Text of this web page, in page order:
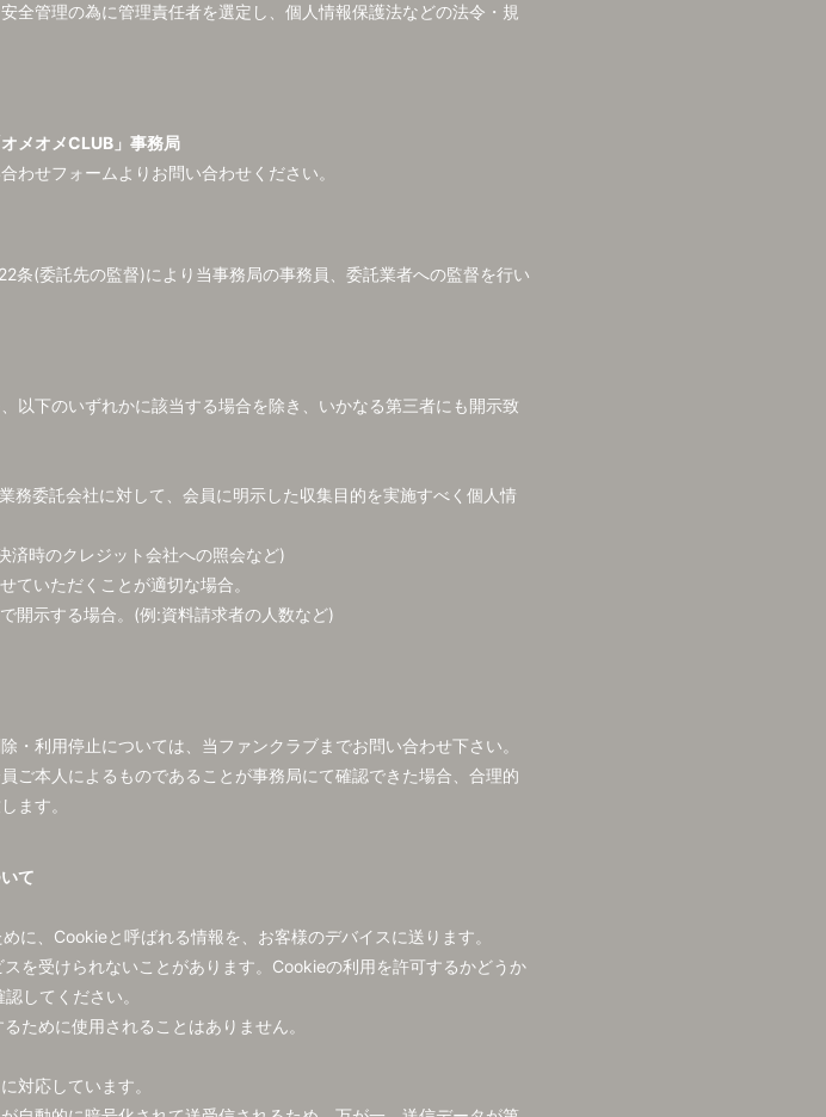
全管理の為に管理責任者を選定し、個人情報保護法などの法令・規
メオメCLUB」事務局
わせフォームよりお問い合わせください。
条(委託先の監督)により当事務局の事務員、委託業者への監督を行い
以下のいずれかに該当する場合を除き、いかなる第三者にも開示致
務委託会社に対して、会員に明示した収集目的を実施すべく個人情
済時のクレジット会社への照会など)
ていただくことが適切な場合。
開示する場合。(例:資料請求者の人数など)
利用停止については、当ファンクラブまでお問い合わせ下さい。
ご本人によるものであることが事務局にて確認できた場合、合理的
ます。
て
に、Cookieと呼ばれる情報を、お客様のデバイスに送ります。
を受けられないことがあります。Cookieの利用を許可するかどうか
してください。
ために使用されることはありません。
対応しています。